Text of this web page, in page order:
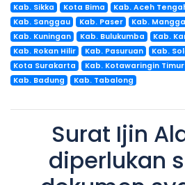
Kab. Sikka
Kota Bima Kab. Aceh
Kab. Sanggau
Kab. Paser Kab.
Kab. Kuningan
Kab. Bulukumba Kab.
Kab. Rokan Hilir
Kab. Pasuruan Kab.
Kota Surakarta
Kab. Kotawaringin Timur
Kab. Badung
Kab. Tabalong
Surat Ijin
diperlukan